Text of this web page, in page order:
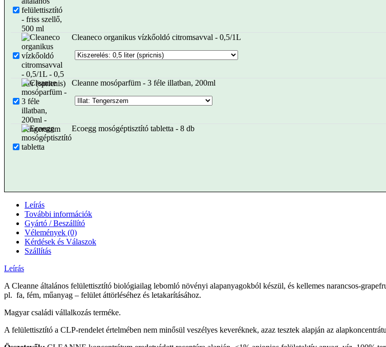
Cleaneco organikus vízkőoldó citromsavval - 0,5/1L
Cleanne mosóparfüm - 3 féle illatban, 200ml
Ecoegg mosógéptisztító tabletta - 8 db
Leírás
További információk
Gyártó / Beszállító
Vélemények (0)
Kérdések és Válaszok
Szállítás
Leírás
A Cleanne általános felülettisztító biológiailag lebomló növényi alapanyagokból készül, és kellemes narancsos-
pl. fa, fém, műanyag – felület áttörléséhez és letakarításához.
Magyar családi vállalkozás terméke.
A felülettisztító a CLP-rendelet értelmében nem minősül veszélyes keveréknek, azaz tesztek alapján az